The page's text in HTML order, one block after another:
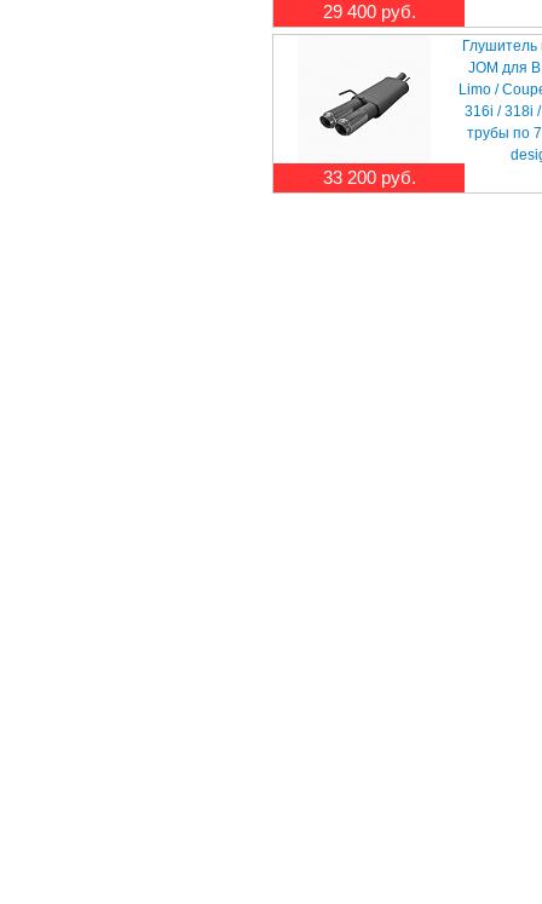
29 400 руб.
33 200 руб.
JOM для
Limo /
316i / 318i
трубы по